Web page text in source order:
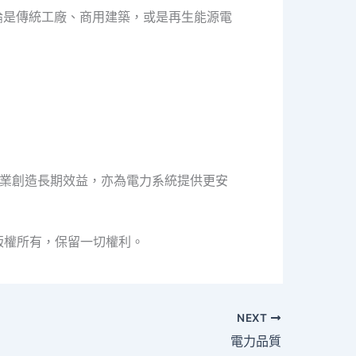
傳統工廠、商用建築，或是再生能源電
創造長期效益，亦為電力系統提供更安
所有，保留一切權利。
NEXT
電力品質